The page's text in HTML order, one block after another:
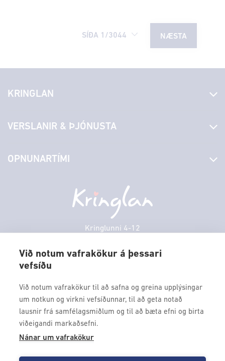
Við notum vafrakökur á þessari
vefsíðu
Við notum vafrakökur til að safna og greina upplýsingar
um notkun og virkni vefsíðunnar, til að geta notað
lausnir frá samfélagsmiðlum og til að bæta efni og birta
viðeigandi markaðsefni.
Nánar um vafrakökur
SÍÐA 1 /3044 NÆSTA
Kringlunni 4-12
kringlan@kringlan.is
KRINGLAN
Laus störf
Hafðu samband
Persónuverndarstefna
VERSLANIR & ÞJÓNUSTA
Borgarbókasafn
Borgarleikhúsið
Ævintýraland
OPNUNARTÍMI
Miðvikudagur
VERTU MEÐ
Fáðu forskot á dagskrána okkar og sértilboð með því að skrá